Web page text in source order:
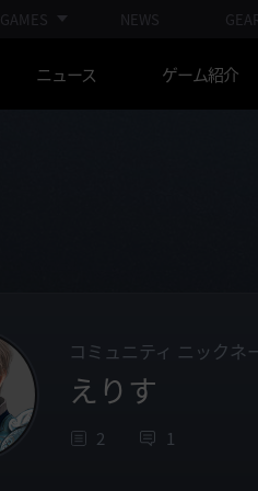
GAMES NEWS
ニュース ゲーム紹介
コミュニティ ニックネ
えりす
2 1